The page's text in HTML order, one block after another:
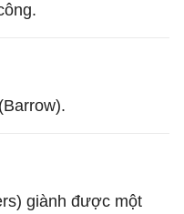
giành được một